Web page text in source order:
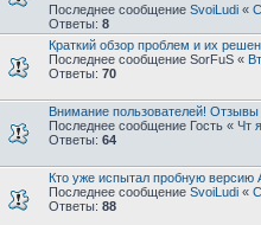
Последнее сообщение SvoiLudi «
Ответы: 8
Краткий обзор проблем и их
Последнее сообщение SorFuS «
Ответы: 70
Внимание пользователей!
Последнее сообщение Гость « Чт
Ответы: 64
Кто уже испытал пробную
Последнее сообщение SvoiLudi «
Ответы: 88